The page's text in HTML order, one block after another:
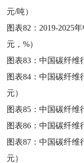
元/吨）
图表82： 2019-2025
元，%）
图表83：中国碳纤维
图表84：中国碳纤维
元）
图表85：中国碳纤维
图表86：中国碳纤维
图表87：中国碳纤维
元）